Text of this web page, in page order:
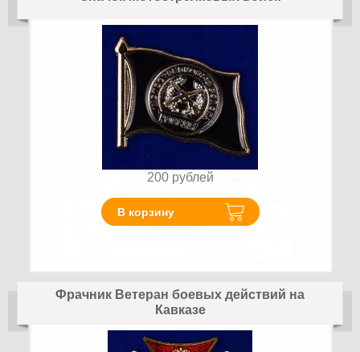
200 рублей
В корзину
Фрачник Ветеран боевых действий на
Кавказе